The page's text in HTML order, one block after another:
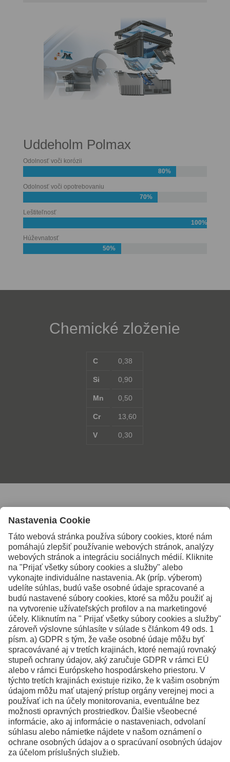
Uddeholm Polmax
Odolnosť voči korózii
80%
Odolnosť voči opotrebovaniu
70%
Leštiteľnosť
100%
Húževnatosť
50%
Chemické zloženie
C
Si
Mn
Cr
V
0,38
0,90
0,50
13,60
0,30
Pre ďalšie informácie nás
kontaktujte
Kontakty
Facebook
Instagram